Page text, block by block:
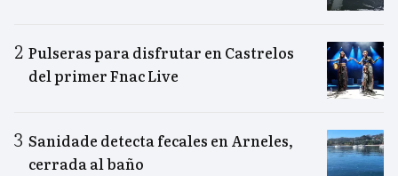
Pulseras para disfrutar en Castrelos
del primer Fnac Live
Sanidade detecta fecales en Arneles,
cerrada al baño